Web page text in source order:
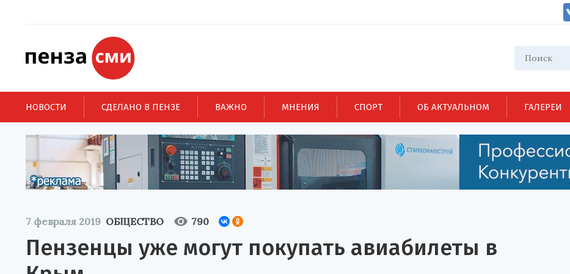
НОВОСТИ СДЕЛАНО В ПЕНЗЕ ВАЖНО МНЕНИЯ СПОРТ ОБ АКТУАЛЬНОМ ГАЛЕРЕИ
7 февраля 2019 ОБЩЕСТВО 790
Пензенцы уже могут покупать авиабилеты в